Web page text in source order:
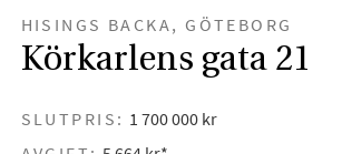
HISINGS BACKA, GÖTEBORG
Körkarlens gata 21
SLUTPRIS: 1 700 000 kr